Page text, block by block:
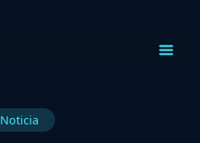
Noticia